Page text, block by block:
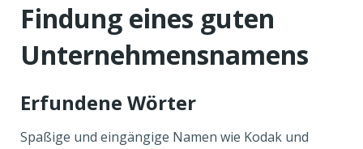
Findung eines guten
Unternehmensnamens
Erfundene Wörter
Spaßige und eingängige Namen wie Kodak und